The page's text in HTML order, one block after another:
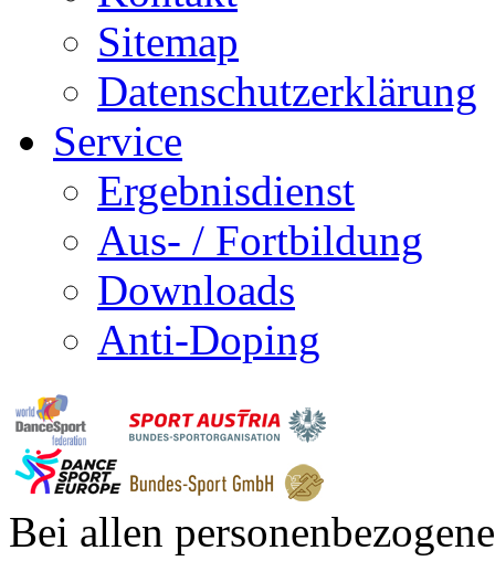
Sitemap
Datenschutzerklärung
Service
Ergebnisdienst
Aus- / Fortbildung
Downloads
Anti-Doping
Bei allen